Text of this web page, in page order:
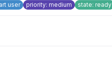
user priority: medium state: ready